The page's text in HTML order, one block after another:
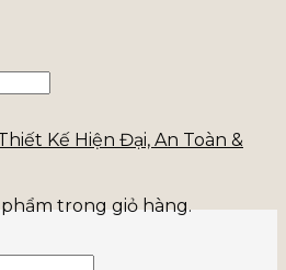
phẩm trong giỏ hàng.
Kế Hiện Đại, An Toàn &